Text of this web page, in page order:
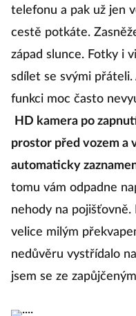
telefonu a pak už jen
cestě potkáte.
západ slunce. Fotky i
sdílet se svými
funkci moc často
HD kamera po
prostor před vozem a
automaticky
tomu vám odpadne
nehody na pojišťovně.
velice milým
nedůvěru vystřídalo
jsem se ze